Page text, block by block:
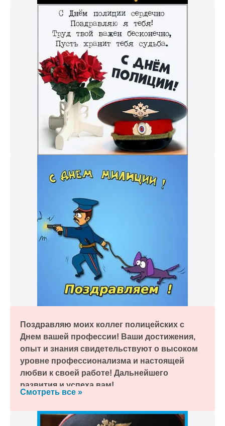
Поздравляю моих коллег полицейских с
Днем вашей профессии! Ваши достижения,
опыт и знания свидетельствуют о высоком
уровне профессионализма и настоящей
любви к своей работе! Дальнейшего
развития и успеха вам!
Смотреть все »